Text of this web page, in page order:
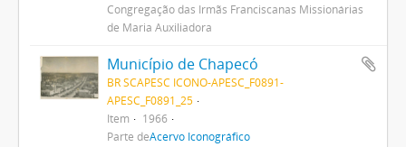
Congregação das Irmãs Franciscanas Missionárias
de Maria Auxiliadora
Município de Chapecó
BR SCAPESC ICONO-APESC_F0891-
APESC_F0891_25
Item
1966
Parte deAcervo Iconográfico